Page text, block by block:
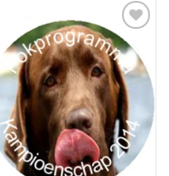
Toevoegen
aan
verlanglijst